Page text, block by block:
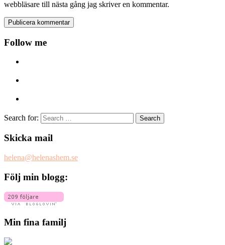
webbläsare till nästa gång jag skriver en kommentar.
Follow me
Search for:
Skicka mail
helena@helenashem.se
Följ min blogg:
Min fina familj